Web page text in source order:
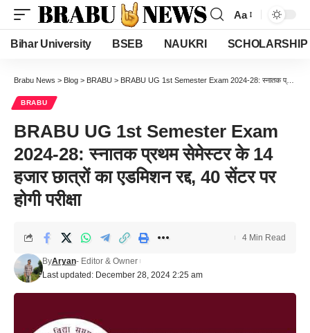
Font
Resizer
Aa
Bihar University BSEB NAUKRI SCHOLARSHIP
Brabu News > Blog > BRABU > BRABU UG 1st Semester Exam 2024-28: स्नातक प्रथम सेमेस्टर के 14 हजार छात्रों का एडमिशन रद्द, 40 सेंटर पर होगी परीक्षा
BRABU
BRABU UG 1st Semester Exam
2024-28: स्नातक प्रथम सेमेस्टर के 14
हजार छात्रों का एडमिशन रद्द, 40 सेंटर पर
होगी परीक्षा
Last updated: December 28, 2024 2:25 am
ByAryan- Editor & Owner
4 Min Read